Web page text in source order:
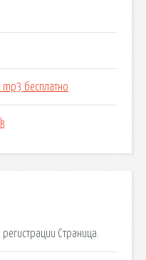
mp3 бесплатно
Страница.